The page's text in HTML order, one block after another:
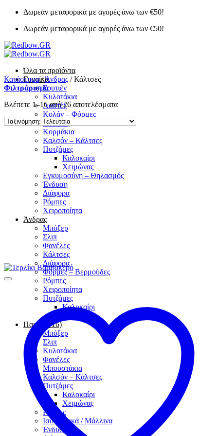
Μετάβαση
περιεχόμενο
Δωρεάν μεταφορικά με αγορές άνω των €50!
Δωρεάν μεταφορικά με αγορές άνω των €50!
Όλα τα προϊόντα
Γυναίκα
Σουτιέν
Κυλοτάκια
Λαστέξ
Κολάν – Φόρμες
Φανέλες
Κορμάκια
Καλσόν – Κάλτσες
Πυτζάμες
Καλοκαίρι
Χειμώνας
Εγκυμοσύνη – Θηλασμός
Ένδυση
Διάφορα
Ρόμπες
Χειροποίητα
Άνδρας
Μπόξερ
Σλιπ
Φανέλες
Κάλτσες
Διάφορα
Φόρμες – Βερμούδες
Ρόμπες
Χειροποίητα
Πυτζάμες
Καλοκαίρι
Παιδί (4-16)
Μπόξερ
Σλιπ
Κυλοτάκια
Φανέλες
Μπουστάκια
Καλσόν – Κάλτσες
Πυτζάμες
Καλοκαίρι
Χειμώνας
Ρόμπες
Ισοθερμικά / Μάλλινα
Ένδυση
Κατάστημα /Άνδρας /Κάλτσες
Φιλτράρισμα
Βλέπετε 1–16 από 26 αποτελέσματαSorted
latest